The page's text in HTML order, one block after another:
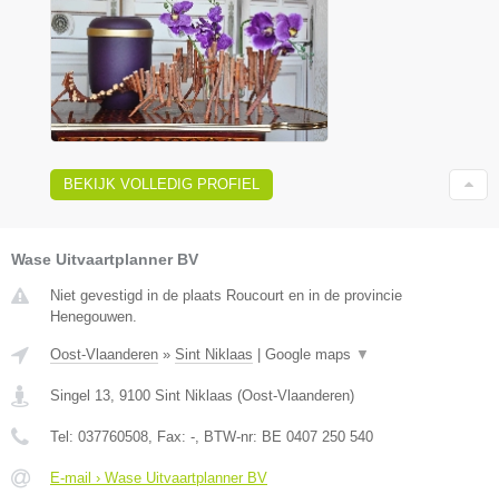
BEKIJK VOLLEDIG PROFIEL
Wase Uitvaartplanner BV
Niet gevestigd in de plaats Roucourt en in de provincie
Henegouwen.
Oost-Vlaanderen » Sint Niklaas Google maps ▼
Singel 13 9100 Sint Niklaas (Oost-Vlaanderen)
Tel: 037760508 , Fax: - , BTW-nr: BE 0407 250 540
E-mail › Wase Uitvaartplanner BV